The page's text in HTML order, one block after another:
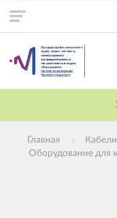
Главная
Оборудование для